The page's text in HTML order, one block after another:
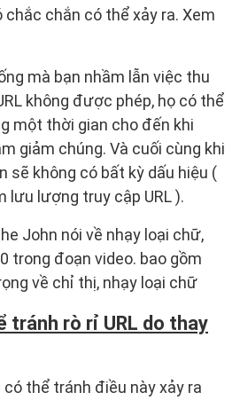
chắn có thể xảy ra. Xem
mà bạn nhầm lẫn việc thu
không được phép, họ có thể
một thời gian cho đến khi
giảm chúng. Và cuối cùng khi
sẽ không có bất kỳ dấu hiệu (
lưu lượng truy cập URL ).
John nói về nhạy loại chữ,
trong đoạn video. bao gồm
về chỉ thị, nhạy loại chữ
tránh rò rỉ URL do thay
thể tránh điều này xảy ra